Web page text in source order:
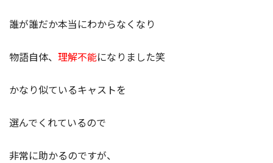
誰が誰だか本当にわからなくなり
物語自体、 理解不能になりました笑
かなり似ているキャストを
選んでくれているので
非常に助かるのですが、